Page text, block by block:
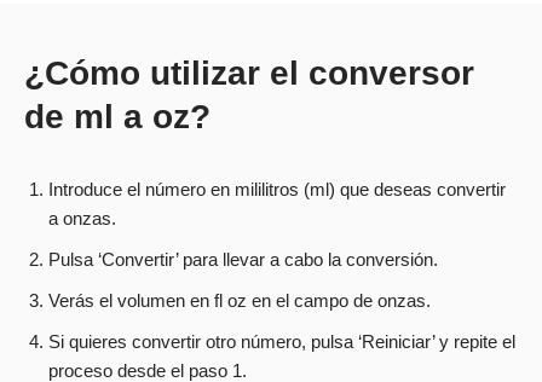
¿Cómo utilizar el conversor
de ml a oz?
Introduce el número en mililitros (ml) que deseas convertir
a onzas.
Pulsa ‘Convertir’ para llevar a cabo la conversión.
Verás el volumen en fl oz en el campo de onzas.
Si quieres convertir otro número, pulsa ‘Reiniciar’ y repite el
proceso desde el paso 1.